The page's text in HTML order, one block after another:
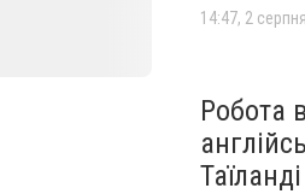
14:47, 2 серпня
Робота
Таїланді